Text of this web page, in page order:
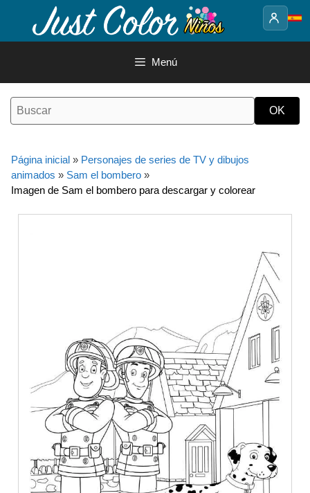
contenido
Menú
Página inicial » Personajes de series de TV y dibujos
animados » Sam el bombero »
Imagen de Sam el bombero para descargar y colorear